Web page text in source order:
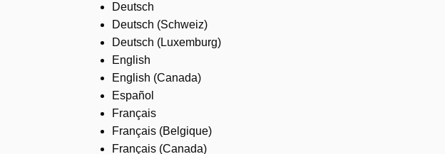
Deutsch
Deutsch (Schweiz)
Deutsch (Luxemburg)
English
English (Canada)
Español
Français
Français (Belgique)
Français (Canada)